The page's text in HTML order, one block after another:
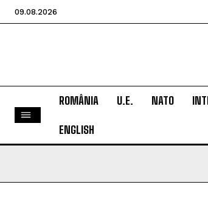
09.08.2026
ROMÂNIA U.E. NATO
ENGLISH